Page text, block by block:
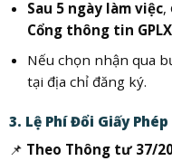
Sau 5 ngày làm việc,
Cổng thông tin GPLX
Nếu chọn nhận qua
tại địa chỉ đăng ký.
3. Lệ Phí Đổi Giấy Phép
📌 Theo Thông tư 37/